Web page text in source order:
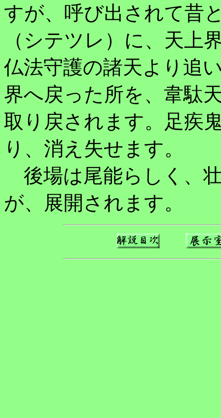
すが、呼び出されて昔
（シテツレ）に、天上
仏法守護の諸天より追
界へ戻った所を、韋駄
取り戻されます。足疾
り、消え失せます。
後場は尾能らしく、
が、展開されます。